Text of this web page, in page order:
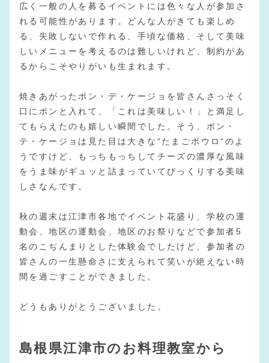
広く一般の人を募るイベントには色々な人が参加さ
れる可能性があります。どんな人がきても楽しめ
る、失敗しないで作れる、手頃な価格、そして美味
しいメニューを考えるのは難しいけれど、制約があ
るからこそやりがいも生まれます。
焼きあがったポン・デ・ケージョを皆さんさっそく
口にポンと入れて、「これは美味しい！」と満足し
てもらえたのも嬉しい瞬間でした。そう、ポン・
テ・ケージョは見た目は大きな“たまごボウロ“のよ
うですけど、もっちもっちしてチーズの濃厚な風味
をうま味がギュッと詰まっていてびっくりする美味
しさなんです。
秋の週末は江津市各地でイベント花盛り、学校の運
動会、地区の運動会、地区のお祭りなどで参加者5
名のこぢんまりとした体験会でしたけど、参加者の
皆さんの一生懸命さに支えられて笑いが絶えない時
間を過ごすことができました。
どうもありがとうございました。
島根県江津市のお料理教室から